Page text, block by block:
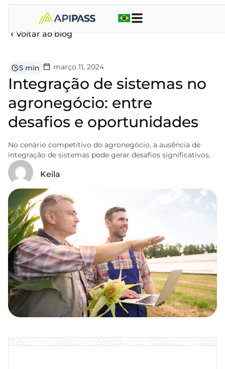
Voltar ao blog
5 min março 11, 2024
Integração de sistemas no
agronegócio: entre
desafios e oportunidades
No cenário competitivo do agronegócio, a ausência de
integração de sistemas pode gerar desafios significativos.
Keila